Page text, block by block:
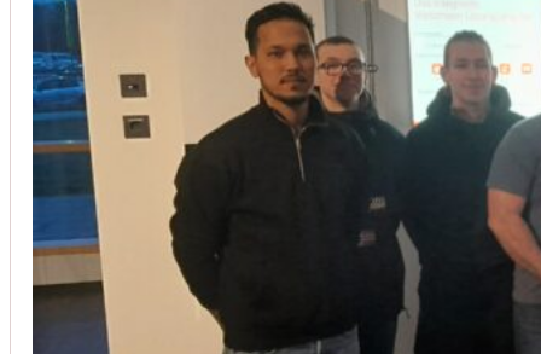
Installation von Klimaanlagen
SERVICE
Wir legen großen Wert auf Qualität und
Kundenzufriedenheit. Bei der Installation von
Klimaanlagen verwenden wir nur hochwertige
Produkte führender Hersteller und gewährleisten,
dass jede Installation nicht nur effizient, sondern
auch energieeinsparend ist.